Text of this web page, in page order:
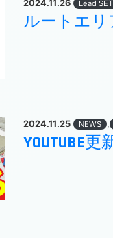
2024.11.26 Lead SET
ルートエ
2024.11.25 NEWS ,
YOUTUBE